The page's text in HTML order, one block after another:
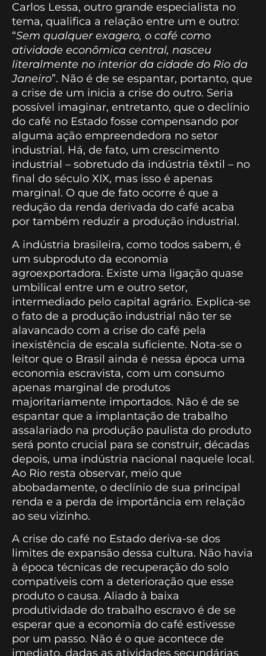
Carlos Lessa, outro grande especialista no
tema, qualifica a relação entre um e outro:
“Sem qualquer exagero, o café como
atividade econômica central, nasceu
literalmente no interior da cidade do Rio da
Janeiro”. Não é de se espantar, portanto, que
a crise de um inicia a crise do outro. Seria
possível imaginar, entretanto, que o declínio
do café no Estado fosse compensando por
alguma ação empreendedora no setor
industrial. Há, de fato, um crescimento
industrial – sobretudo da indústria têxtil – no
final do século XIX, mas isso é apenas
marginal. O que de fato ocorre é que a
redução da renda derivada do café acaba
por também reduzir a produção industrial.
A indústria brasileira, como todos sabem, é
um subproduto da economia
agroexportadora. Existe uma ligação quase
umbilical entre um e outro setor,
intermediado pelo capital agrário. Explica-se
o fato de a produção industrial não ter se
alavancado com a crise do café pela
inexistência de escala suficiente. Nota-se o
leitor que o Brasil ainda é nessa época uma
economia escravista, com um consumo
apenas marginal de produtos
majoritariamente importados. Não é de se
espantar que a implantação de trabalho
assalariado na produção paulista do produto
será ponto crucial para se construir, décadas
depois, uma indústria nacional naquele local.
Ao Rio resta observar, meio que
abobadamente, o declínio de sua principal
renda e a perda de importância em relação
ao seu vizinho.
A crise do café no Estado deriva-se dos
limites de expansão dessa cultura. Não havia
à época técnicas de recuperação do solo
compatíveis com a deterioração que esse
produto o causa. Aliado à baixa
produtividade do trabalho escravo é de se
esperar que a economia do café estivesse
por um passo. Não é o que acontece de
imediato, dadas as atividades secundárias